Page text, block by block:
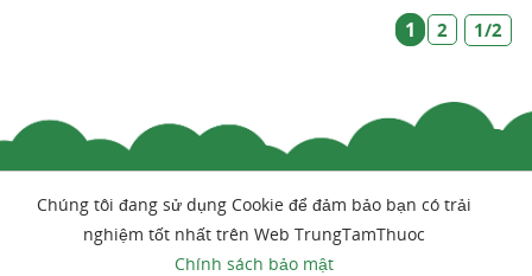
1 2 1/2
Chúng tôi đang sử dụng Cookie để đảm bảo bạn có trải
nghiệm tốt nhất trên Web TrungTamThuoc
Chính sách bảo mật